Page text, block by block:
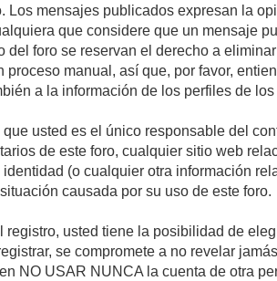
Los mensajes publicados expresan la
que considere que un mensaje
del foro se reservan el derecho a
proceso manual, así que, por favor,
a la información de los perfiles de
que usted es el único responsable del
de este foro, cualquier sitio web
identidad (o cualquier otra información
causada por su uso de este foro.
registro, usted tiene la posibilidad de
se compromete a no revelar
NO USAR NUNCA la cuenta de otra